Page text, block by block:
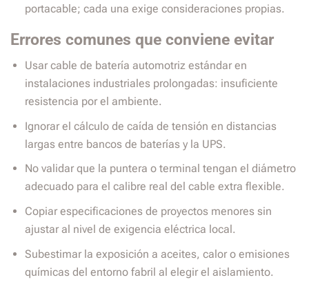
portacable; cada una exige consideraciones propias.
Errores comunes que conviene evitar
Usar cable de batería automotriz estándar en
instalaciones industriales prolongadas: insuficiente
resistencia por el ambiente.
Ignorar el cálculo de caída de tensión en distancias
largas entre bancos de baterías y la UPS.
No validar que la puntera o terminal tengan el diámetro
adecuado para el calibre real del cable extra flexible.
Copiar especificaciones de proyectos menores sin
ajustar al nivel de exigencia eléctrica local.
Subestimar la exposición a aceites, calor o emisiones
químicas del entorno fabril al elegir el aislamiento.